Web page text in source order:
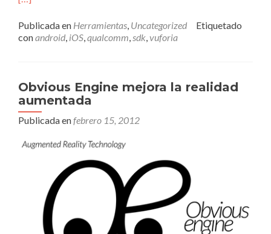
Publicada en Herramientas, Uncategorized
Etiquetado
conandroid, iOS,qualcomm,sdk,vuforia
Obvious Engine mejora la realidad
aumentada
Publicada enfebrero 15, 2012